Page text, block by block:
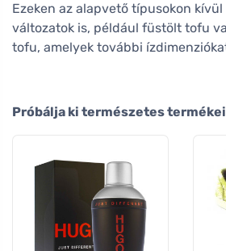
Ezeken az alapvető típusokon
változatok is, például füstölt tofu
tofu, amelyek további
Próbálja ki természetes